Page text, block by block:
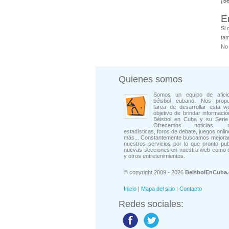
Si
Quienes somos
Somos un equipo de
béisbol cubano. Nos
tarea de desarrollar esta
objetivo de brindar
Béisbol en Cuba y su Serie
Ofrecemos noticias,
estadísticas, foros de debate, juegos
más... Constantemente buscamos
nuestros servicios por lo que pronto
nuevas secciones en nuestra web como
y otros entretenimientos.
© copyright 2009 - 2026
Inicio | Mapa del sitio | Contacto
Redes sociales: